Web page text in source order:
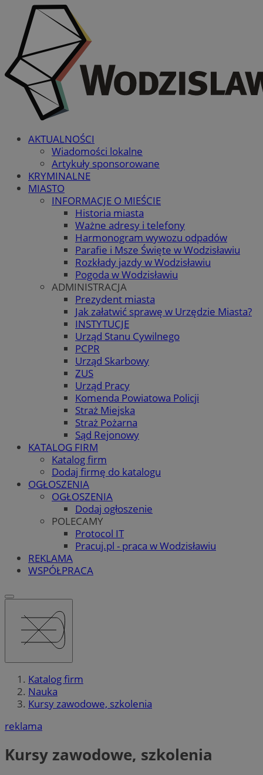
AKTUALNOŚCI
Wiadomości lokalne
Artykuły sponsorowane
KRYMINALNE
MIASTO
INFORMACJE O MIEŚCIE
Historia miasta
Ważne adresy i telefony
Harmonogram wywozu odpadów
Parafie i Msze Święte w Wodzisławiu
Rozkłady jazdy w Wodzisławiu
Pogoda w Wodzisławiu
ADMINISTRACJA
Prezydent miasta
Jak załatwić sprawę w Urzędzie Miasta?
INSTYTUCJE
Urząd Stanu Cywilnego
PCPR
Urząd Skarbowy
ZUS
Urząd Pracy
Komenda Powiatowa Policji
Straż Miejska
Straż Pożarna
Sąd Rejonowy
KATALOG FIRM
Katalog firm
Dodaj firmę do katalogu
OGŁOSZENIA
OGŁOSZENIA
Dodaj ogłoszenie
POLECAMY
Protocol IT
Pracuj.pl - praca w Wodzisławiu
REKLAMA
WSPÓŁPRACA
Katalog firm
Nauka
Kursy zawodowe, szkolenia
reklama
Kursy zawodowe, szkolenia